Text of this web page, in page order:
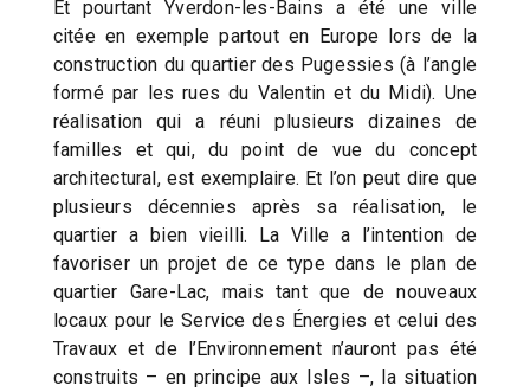
Et pourtant Yverdon-les-Bains a été une ville
citée en exemple partout en Europe lors de la
construction du quartier des Pugessies (à l’angle
formé par les rues du Valentin et du Midi). Une
réalisation qui a réuni plusieurs dizaines de
familles et qui, du point de vue du concept
architectural, est exemplaire. Et l’on peut dire que
plusieurs décennies après sa réalisation, le
quartier a bien vieilli. La Ville a l’intention de
favoriser un projet de ce type dans le plan de
quartier Gare-Lac, mais tant que de nouveaux
locaux pour le Service des Énergies et celui des
Travaux et de l’Environnement n’auront pas été
construits – en principe aux Isles –, la situation